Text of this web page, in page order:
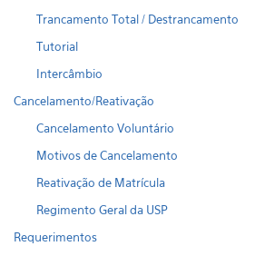
Trancamento Total / Destrancamento
Tutorial
Intercâmbio
Cancelamento/Reativação
Cancelamento Voluntário
Motivos de Cancelamento
Reativação de Matrícula
Regimento Geral da USP
Requerimentos